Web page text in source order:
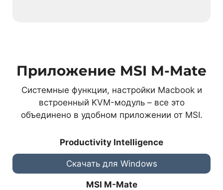
Приложение MSI M-Mate
Системные функции, настройки Macbook и
встроенный KVM-модуль – все это
объединено в удобном приложении от MSI.
Productivity Intelligence
Скачать для Windows
MSI M-Mate